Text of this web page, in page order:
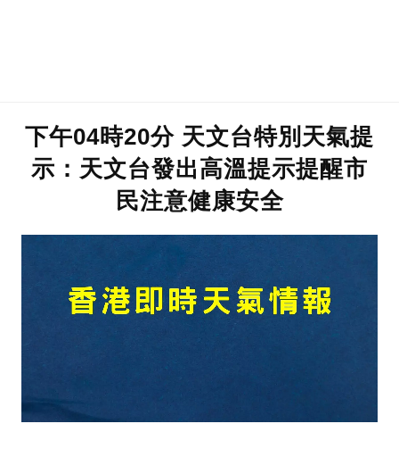
下午04時20分 天文台特別天氣提
示：天文台發出高溫提示提醒市
民注意健康安全